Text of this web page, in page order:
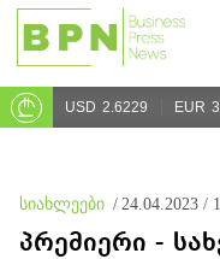
USD 2.6229 EUR
სიახლეები / 24.04.2023 /
პრემიერი -